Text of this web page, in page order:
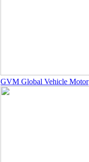
GVM Global Vehicle Motor